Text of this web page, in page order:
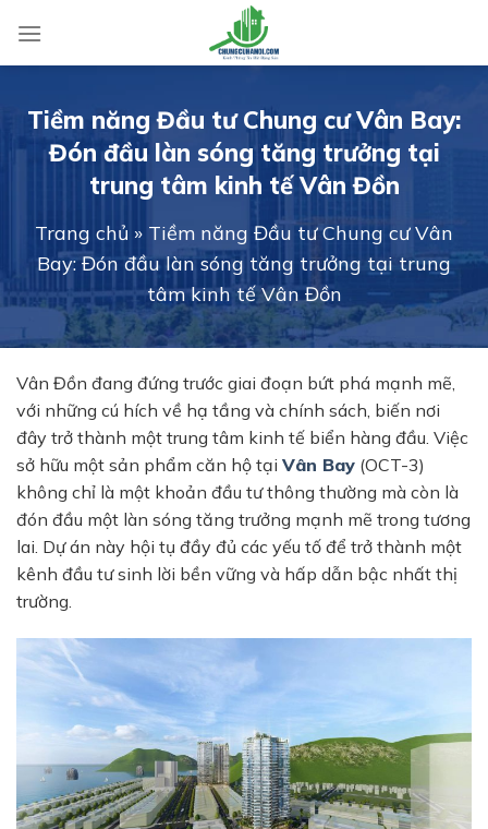
content
Tiềm năng Đầu tư Chung cư Vân Bay:
Đón đầu làn sóng tăng trưởng tại
trung tâm kinh tế Vân Đồn
Trang chủ » Tiềm năng Đầu tư Chung cư Vân
Bay: Đón đầu làn sóng tăng trưởng tại trung
tâm kinh tế Vân Đồn
Vân Đồn đang đứng trước giai đoạn bứt phá mạnh mẽ,
với những cú hích về hạ tầng và chính sách, biến nơi
đây trở thành một trung tâm kinh tế biển hàng đầu. Việc
sở hữu một sản phẩm căn hộ tại Vân Bay (OCT-3)
không chỉ là một khoản đầu tư thông thường mà còn là
đón đầu một làn sóng tăng trưởng mạnh mẽ trong tương
lai. Dự án này hội tụ đầy đủ các yếu tố để trở thành một
kênh đầu tư sinh lời bền vững và hấp dẫn bậc nhất thị
trường.